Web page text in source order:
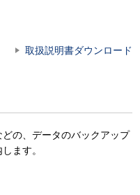
取扱説明書ダウンロード
の、データのバックアップ
ます。